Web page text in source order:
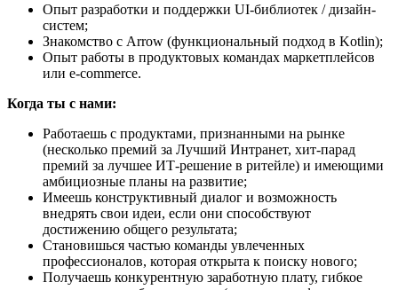
Опыт разработки и поддержки UI-библиотек / дизайн-
систем;
Знакомство с Arrow (функциональный подход в Kotlin);
Опыт работы в продуктовых командах маркетплейсов
или e-commerce.
Когда ты с нами:
Работаешь с продуктами, признанными на рынке
(несколько премий за Лучший Интранет, хит-парад
премий за лучшее ИТ-решение в ритейле) и имеющими
амбициозные планы на развитие;
Имеешь конструктивный диалог и возможность
внедрять свои идеи, если они способствуют
достижению общего результата;
Становишься частью команды увлеченных
профессионалов, которая открыта к поиску нового;
Получаешь конкурентную заработную плату, гибкое